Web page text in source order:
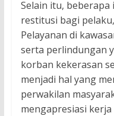
Selain itu,
restitusi bagi
Pelayanan di
serta perlindungan
korban kekerasan
menjadi hal yang
perwakilan
mengapresiasi